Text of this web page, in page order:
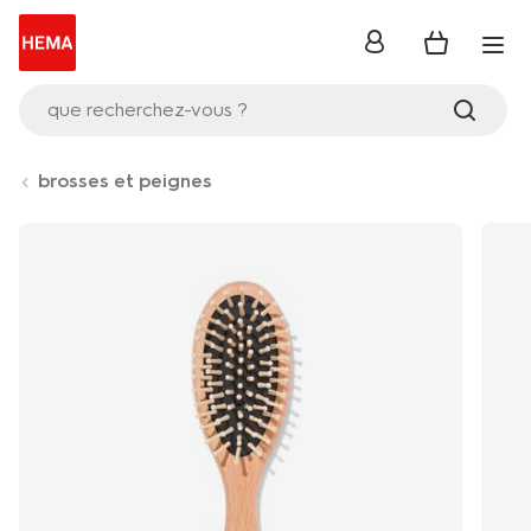
que recherchez-vous ?
se
brosses et peignes